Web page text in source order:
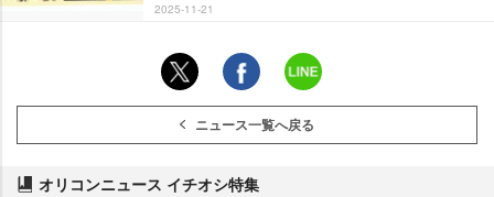
2025-11-21
ニュース一覧へ戻る
オリコンニュース イチオシ特集